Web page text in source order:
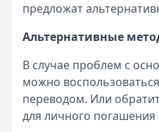
предложат
Альтернативные
В случае проблем с
можно
переводом. Или
для личного погашения